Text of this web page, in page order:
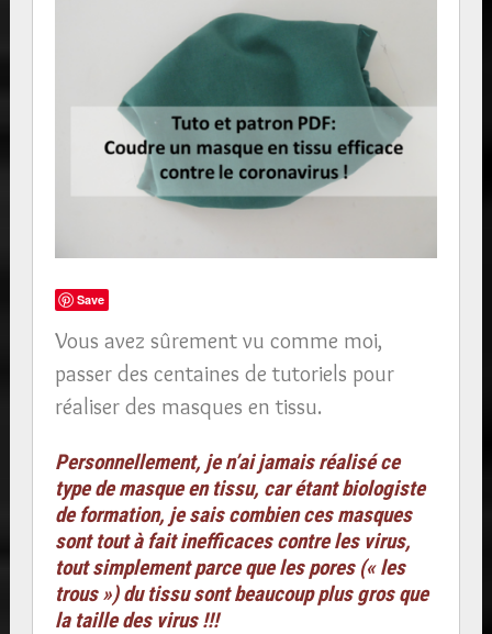
Save
Vous avez sûrement vu comme moi,
passer des centaines de tutoriels pour
réaliser des masques en tissu.
Personnellement, je n’ai jamais réalisé ce
type de masque en tissu, car étant biologiste
de formation, je sais combien ces masques
sont tout à fait inefficaces contre les virus,
tout simplement parce que les pores (« les
trous ») du tissu sont beaucoup plus gros que
la taille des virus !!!